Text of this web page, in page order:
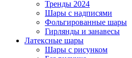
Тренды 2024
Шары с надписями
Фольгированные шары
Гирлянды и занавесы
Латексные шары
Шары с рисунком